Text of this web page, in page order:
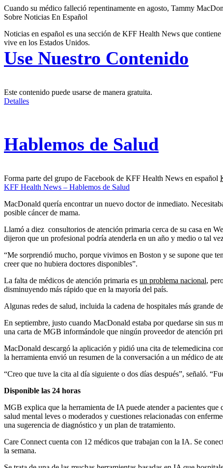
Cuando su médico falleció repentinamente en agosto, Tammy
Sobre Noticias En Español
Noticias en español es una sección de KFF Health News que
vive en los Estados Unidos.
Use Nuestro Contenido
Este contenido puede usarse de manera gratuita.
Detalles
Hablemos de Salud
Forma parte del grupo de Facebook de KFF Health News en español
KFF Health News – Hablemos de Salud
MacDonald quería encontrar un nuevo doctor de inmediato.
posible cáncer de mama.
Llamó a diez consultorios de atención primaria cerca de su casa en
dijeron que un profesional podría atenderla en un año y medio o tal
“Me sorprendió mucho, porque vivimos en Boston y se supone que
creer que no hubiera doctores disponibles”.
La falta de médicos de atención primaria es un problema nacional,
disminuyendo más rápido que en la mayoría del país.
Algunas redes de salud, incluida la cadena de hospitales más grande
En septiembre, justo cuando MacDonald estaba por quedarse sin
una carta de MGB informándole que ningún proveedor de atención
MacDonald descargó la aplicación y pidió una cita de telemedicina
la herramienta envió un resumen de la conversación a un médico de
“Creo que tuve la cita al día siguiente o dos días después”, señaló.
Disponible las 24 horas
MGB explica que la herramienta de IA puede atender a pacientes que
salud mental leves o moderados y cuestiones relacionadas con
una sugerencia de diagnóstico y un plan de tratamiento.
Care Connect cuenta con 12 médicos que trabajan con la IA. Se
la semana.